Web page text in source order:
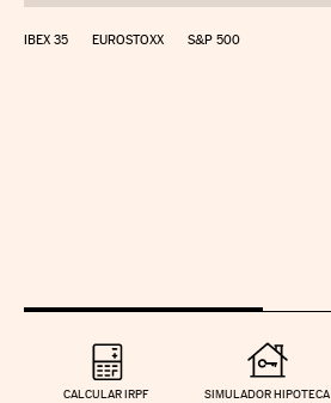
IBEX 35 EUROSTOXX S&P 500
CALCULAR IRPF SIMULADOR HIPOTECA